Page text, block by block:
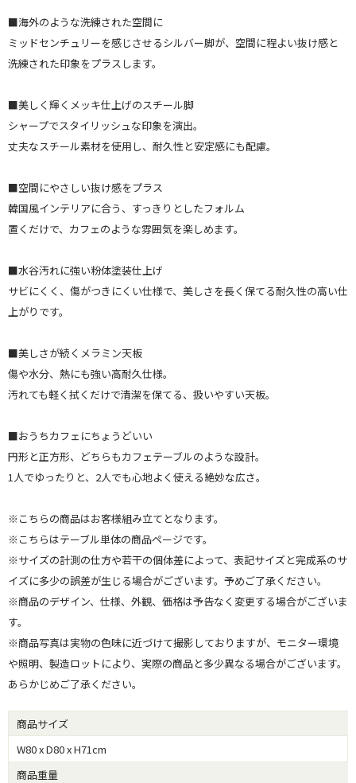
■海外のような洗練された空間に
ミッドセンチュリーを感じさせるシルバー脚が、空間に程よい抜け感と
洗練された印象をプラスします。
■美しく輝くメッキ仕上げのスチール脚
シャープでスタイリッシュな印象を演出。
丈夫なスチール素材を使用し、耐久性と安定感にも配慮。
■空間にやさしい抜け感をプラス
韓国風インテリアに合う、すっきりとしたフォルム
置くだけで、カフェのような雰囲気を楽しめます。
■水谷汚れに強い粉体塗装仕上げ
サビにくく、傷がつきにくい仕様で、美しさを長く保てる耐久性の高い仕
上がりです。
■美しさが続くメラミン天板
傷や水分、熱にも強い高耐久仕様。
汚れても軽く拭くだけで清潔を保てる、扱いやすい天板。
■おうちカフェにちょうどいい
円形と正方形、どちらもカフェテーブルのような設計。
1人でゆったりと、2人でも心地よく使える絶妙な広さ。
※こちらの商品はお客様組み立てとなります。
※こちらはテーブル単体の商品ページです。
※サイズの計測の仕方や若干の個体差によって、表記サイズと完成系のサ
イズに多少の誤差が生じる場合がございます。予めご了承ください。
※商品のデザイン、仕様、外観、価格は予告なく変更する場合がございま
す。
※商品写真は実物の色味に近づけて撮影しておりますが、モニター環境
や照明、製造ロットにより、実際の商品と多少異なる場合がございます。
あらかじめご了承ください。
商品サイズ
W80 x D80 x H71cm
商品重量